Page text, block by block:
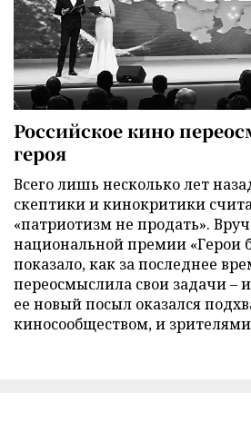
Российское кино
героя
Всего лишь несколько лет
скептики и кинокритики
«патриотизм не продать».
национальной премии «Герои
показало, как за последнее
переосмыслила свои задачи –
ее новый посыл оказался
киносообществом, и